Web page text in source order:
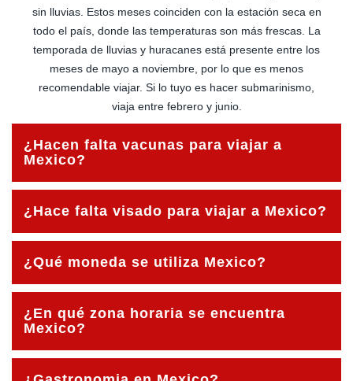
sin lluvias. Estos meses coinciden con la estación seca en
todo el país, donde las temperaturas son más frescas. La
temporada de lluvias y huracanes está presente entre los
meses de mayo a noviembre, por lo que es menos
recomendable viajar. Si lo tuyo es hacer submarinismo,
viaja entre febrero y junio.
¿Hacen falta vacunas para viajar a
Mexico?
Aunque se recomienda estar vacunado de hepatitis A y B,
tétanos y difteria.
¿Hace falta visado para viajar a Mexico?
turismo sólo necesitarás tener tu pasaporte en vigor. El
máximo de días que podrás quedarte en el país es 180 en
total.
¿Qué moneda se utiliza Mexico?
euros son $253.72 pesos mexicanos. Se suelen aceptar
¿En qué zona horaria se encuentra
Mexico?